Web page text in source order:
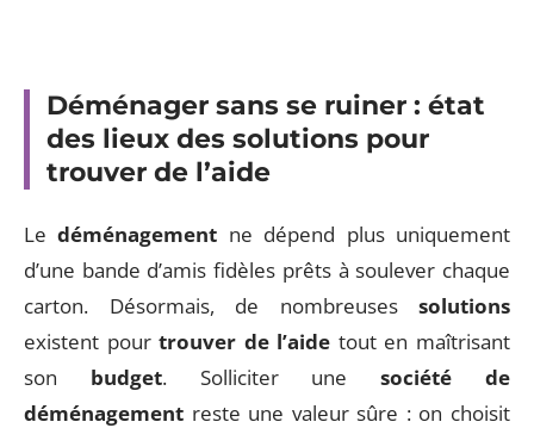
Déménager sans se ruiner : état
des lieux des solutions pour
trouver de l’aide
Ledéménagement ne dépend plus uniquement
d’une bande d’amis fidèles prêts à soulever chaque
carton. Désormais, de nombreuses solutions
existent pourtrouver de l’aide tout en maîtrisant
son budget. Solliciter unesociété de
déménagement reste une valeur sûre : on choisit